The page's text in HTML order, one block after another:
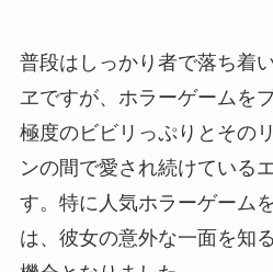
普段はしっかり者で落ち着
ヱですが、ホラーゲームを
極度のビビリっぷりとその
ンの間で愛され続けている
す。特に人気ホラーゲーム
は、彼女の意外な一面を知